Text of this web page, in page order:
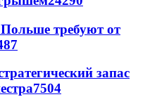
требуют от
запас
7504